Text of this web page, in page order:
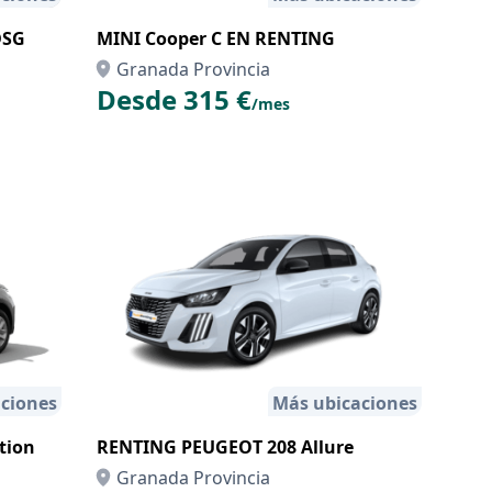
MINI Cooper C EN RENTING
Granada Provincia
Desde 315 €/mes
Más ubicaciones
RENTING PEUGEOT 208 Allure
Granada Provincia